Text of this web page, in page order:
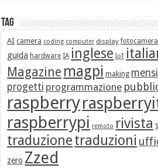
Tag
AI camera coding computer display fotocamera
guida hardware IA inglese IoT
Magazine magpi making
progetti programmazione
raspberry
raspberrypi remoto rivista
traduzionetraduzioni
zero Zzed